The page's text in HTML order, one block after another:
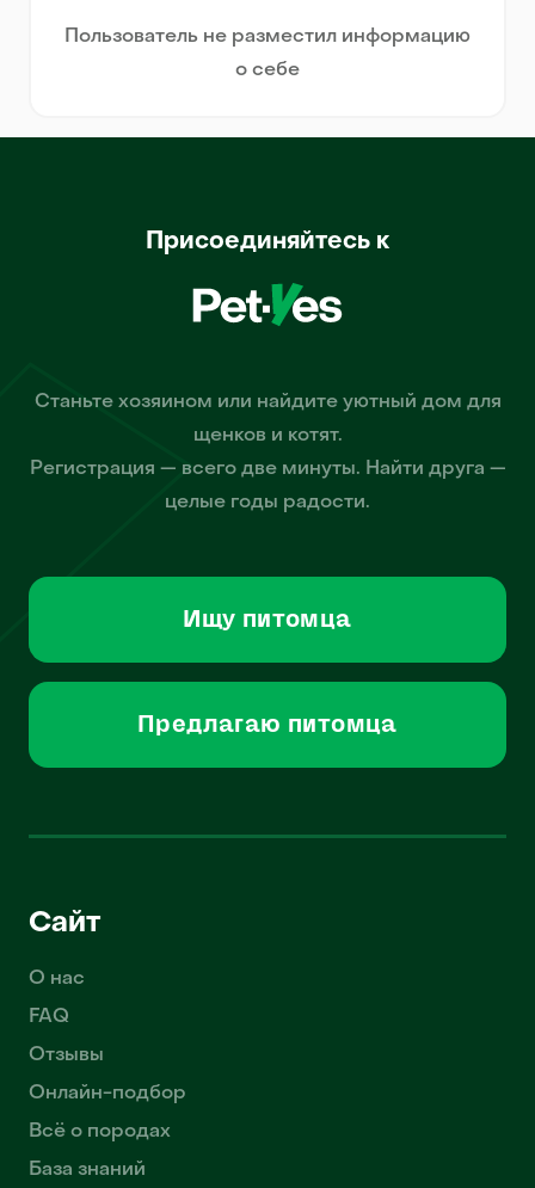
Пользователь не разместил информацию
о себе
Присоединяйтесь к
Станьте хозяином или найдите уютный дом для
щенков и котят.
Регистрация — всего две минуты. Найти друга —
целые годы радости.
Ищу питомца
Предлагаю питомца
Сайт
О нас
FAQ
Отзывы
Онлайн-подбор
Всё о породах
База знаний